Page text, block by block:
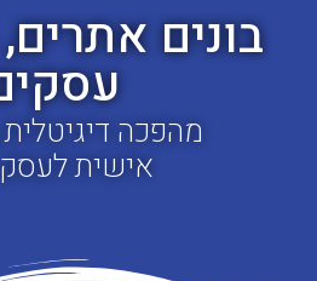
בונים
מהפכה
אישית
דף הבית > מדיניות
ברוכים הבאים לאתר ["ביגלייק"]